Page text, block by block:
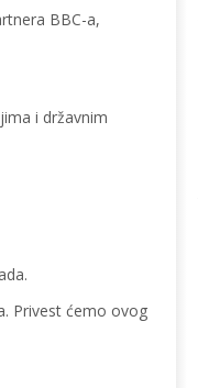
BBC-a,
i državnim
Privest ćemo ovog